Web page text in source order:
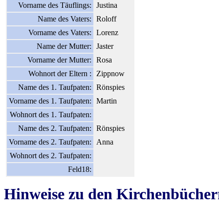
Vorname des Täuflings:
Justina
Name des Vaters:
Roloff
Vorname des Vaters:
Lorenz
Name der Mutter:
Jaster
Vorname der Mutter:
Rosa
Wohnort der Eltern :
Zippnow
Name des 1. Taufpaten:
Rönspies
Vorname des 1. Taufpaten:
Martin
Wohnort des 1. Taufpaten:
Name des 2. Taufpaten:
Rönspies
Vorname des 2. Taufpaten:
Anna
Wohnort des 2. Taufpaten:
Feld18:
Hinweise zu den